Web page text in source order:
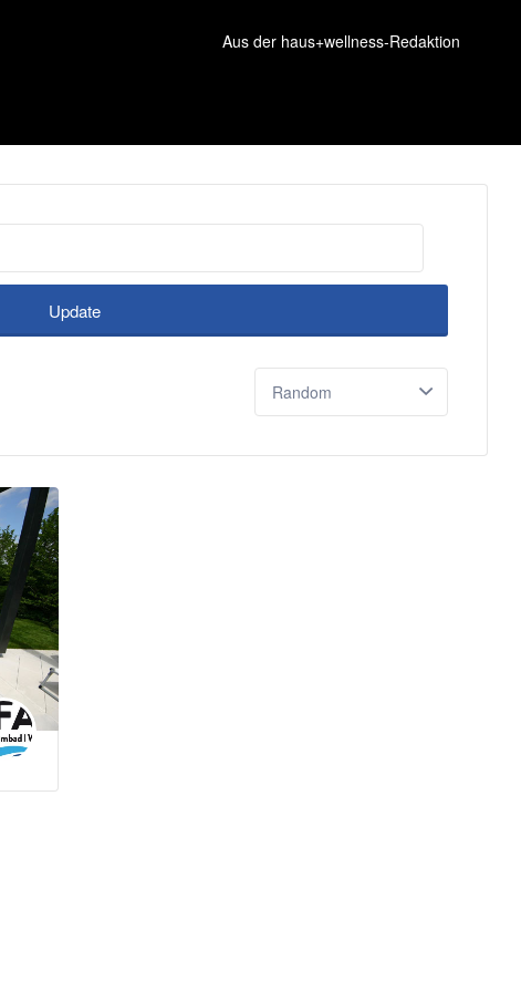
Aus der haus+wellness-Redaktion
Update